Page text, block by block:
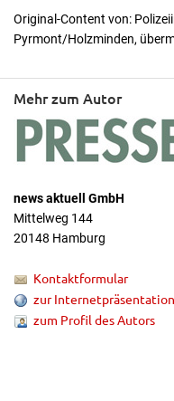
Original-Content von:
Pyrmont/Holzminden,
Mehr zum Autor
news aktuell GmbH
Mittelweg 144
20148 Hamburg
Kontaktformular
zur Internetpräsentation
zum Profil des Autors